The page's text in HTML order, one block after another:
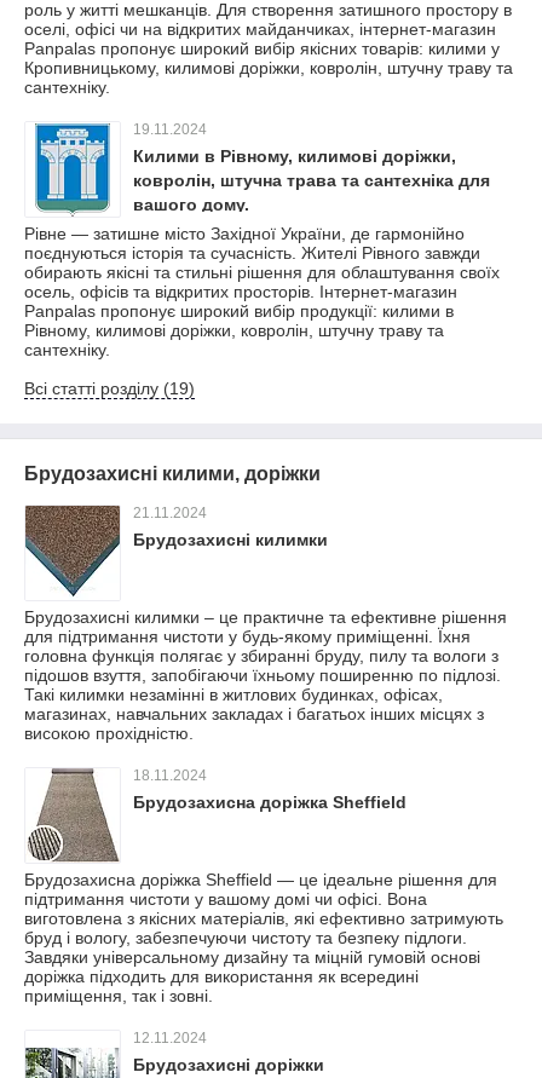
роль у житті мешканців. Для створення затишного простору в
оселі, офісі чи на відкритих майданчиках, інтернет-магазин
Panpalas пропонує широкий вибір якісних товарів: килими у
Кропивницькому, килимові доріжки, ковролін, штучну траву та
сантехніку.
19.11.2024
Килими в Рівному, килимові доріжки,
ковролін, штучна трава та сантехніка для
вашого дому.
Рівне — затишне місто Західної України, де гармонійно
поєднуються історія та сучасність. Жителі Рівного завжди
обирають якісні та стильні рішення для облаштування своїх
осель, офісів та відкритих просторів. Інтернет-магазин
Panpalas пропонує широкий вибір продукції: килими в
Рівному, килимові доріжки, ковролін, штучну траву та
сантехніку.
Всі статті розділу (19)
Брудозахисні килими, доріжки
21.11.2024
Брудозахисні килимки
Брудозахисні килимки – це практичне та ефективне рішення
для підтримання чистоти у будь-якому приміщенні. Їхня
головна функція полягає у збиранні бруду, пилу та вологи з
підошов взуття, запобігаючи їхньому поширенню по підлозі.
Такі килимки незамінні в житлових будинках, офісах,
магазинах, навчальних закладах і багатьох інших місцях з
високою прохідністю.
18.11.2024
Брудозахисна доріжка Sheffield
Брудозахисна доріжка Sheffield — це ідеальне рішення для
підтримання чистоти у вашому домі чи офісі. Вона
виготовлена з якісних матеріалів, які ефективно затримують
бруд і вологу, забезпечуючи чистоту та безпеку підлоги.
Завдяки універсальному дизайну та міцній гумовій основі
доріжка підходить для використання як всередині
приміщення, так і зовні.
12.11.2024
Брудозахисні доріжки